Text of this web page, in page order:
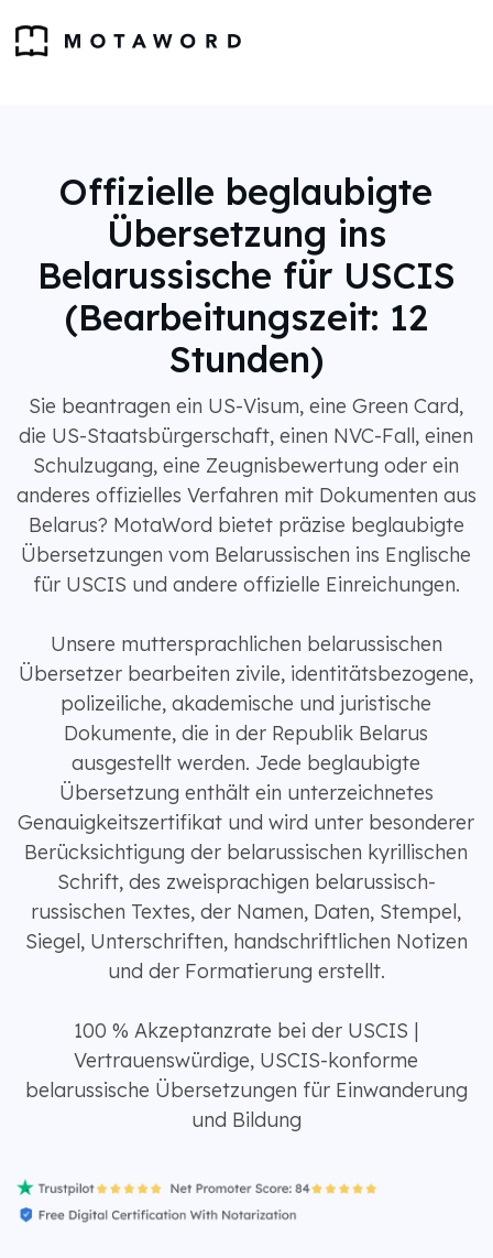
Offizielle beglaubigte
Übersetzung ins
Belarussische für USCIS
(Bearbeitungszeit: 12
Stunden)
Sie beantragen ein US-Visum, eine Green Card,
die US-Staatsbürgerschaft, einen NVC-Fall, einen
Schulzugang, eine Zeugnisbewertung oder ein
anderes offizielles Verfahren mit Dokumenten aus
Belarus? MotaWord bietet präzise beglaubigte
Übersetzungen vom Belarussischen ins Englische
für USCIS und andere offizielle Einreichungen.
Unsere muttersprachlichen belarussischen
Übersetzer bearbeiten zivile, identitätsbezogene,
polizeiliche, akademische und juristische
Dokumente, die in der Republik Belarus
ausgestellt werden. Jede beglaubigte
Übersetzung enthält ein unterzeichnetes
Genauigkeitszertifikat und wird unter besonderer
Berücksichtigung der belarussischen kyrillischen
Schrift, des zweisprachigen belarussisch-
russischen Textes, der Namen, Daten, Stempel,
Siegel, Unterschriften, handschriftlichen Notizen
und der Formatierung erstellt.
100 % Akzeptanzrate bei der USCIS |
Vertrauenswürdige, USCIS-konforme
belarussische Übersetzungen für Einwanderung
und Bildung